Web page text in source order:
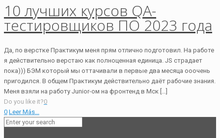
10 лучших курсов QA-
тестировщиков ПО 2023 года
Да, по верстке Практикум меня прям отлично подготовил. На работе
я действительно верстаю как полноценная единица. JS страдает
пока))) БЭМ который мы оттачивали в первые два месяца ооочень
пригодился. В общем Практикум действительно даёт рабочие знания.
Меня взяли на работу Junior-ом на фронтенд в Мск […]
Do you like it?0
0 Leer Más...